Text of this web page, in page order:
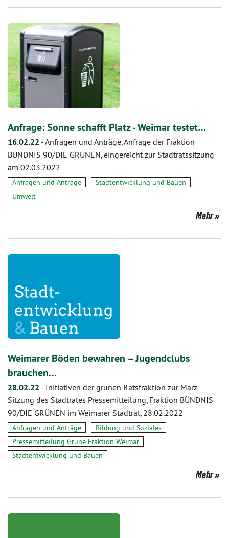
Anfrage: Sonne schafft Platz - Weimar testet…
16.02.22 -Anfragen und Anträge, Anfrage der Fraktion
BÜNDNIS 90/DIE GRÜNEN, eingereicht zur Stadtratssitzung
am 02.03.2022
Anfragen und Anträge
Stadtentwicklung und Bauen
Umwelt
Mehr
Weimarer Böden bewahren – Jugendclubs
brauchen…
28.02.22 - Initiativen der grünen Ratsfraktion zur März-
Sitzung des Stadtrates Pressemitteilung, Fraktion BÜNDNIS
90/DIE GRÜNEN im Weimarer Stadtrat, 28.02.2022
Anfragen und Anträge
Bildung und Soziales
Pressemitteilung Grüne Fraktion Weimar
Stadtentwicklung und Bauen
Mehr